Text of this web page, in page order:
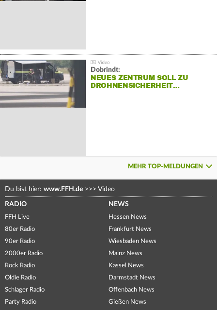
Dobrindt:
NEUES ZENTRUM SOLL ZU
DROHNENSICHERHEIT…
MEHR TOP-MELDUNGEN
Du bist hier: www.FFH.de >>> Video
RADIO
FFH Live
80er Radio
90er Radio
2000er Radio
Rock Radio
Oldie Radio
Schlager Radio
Party Radio
NEWS
Hessen News
Frankfurt News
Wiesbaden News
Mainz News
Kassel News
Darmstadt News
Offenbach News
Gießen News